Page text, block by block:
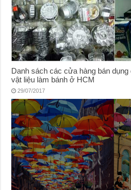
Danh sách các cửa hàng bán
vật liệu làm bánh ở HCM
29/07/2017